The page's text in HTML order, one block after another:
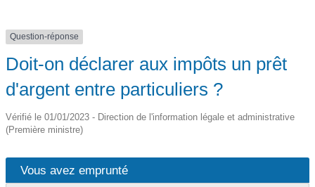
Question-réponse
Doit-on déclarer aux impôts un prêt
d'argent entre particuliers ?
Vérifié le 01/01/2023 - Direction de l'information légale et administrative
(Première ministre)
Vous avez emprunté